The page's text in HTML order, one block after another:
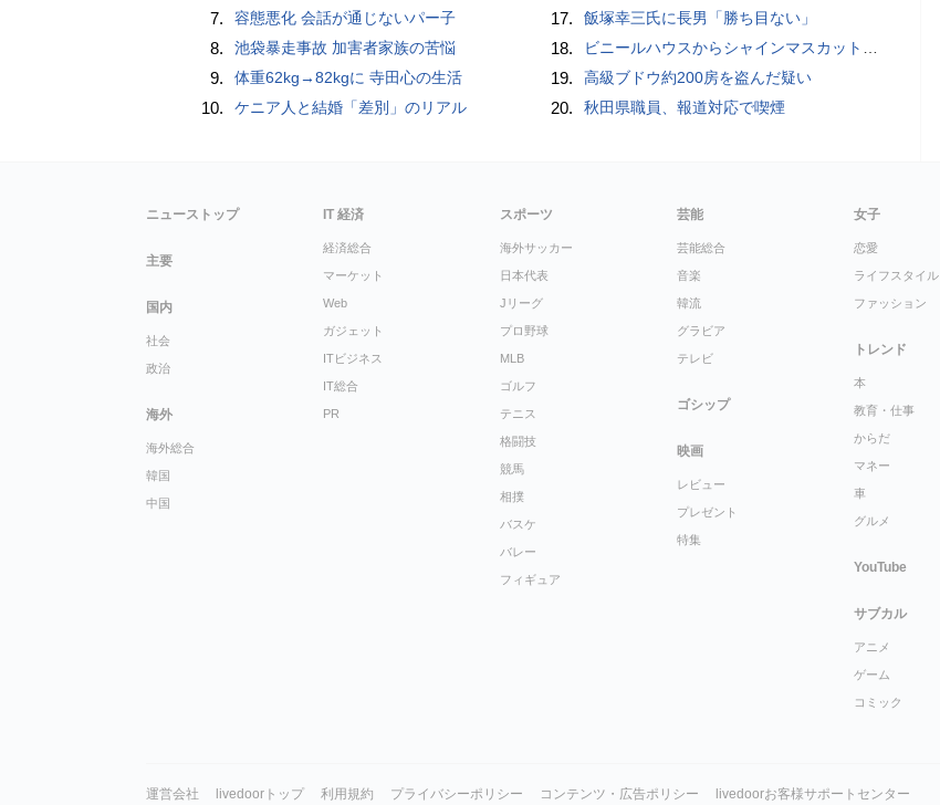
7. 容態悪化 会話が通じないパー子
8. 池袋暴走事故 加害者家族の苦悩
9. 体重62kg→82kgに 寺田心の生活
10. ケニア人と結婚「差別」のリアル
17. 飯塚幸三氏に長男「勝ち目ない」
18. ビニールハウスからシャインマスカット約200房を盗んだ疑い ネットで販売か 無職の男（42）逮捕 岡山県警
19. 高級ブドウ約200房を盗んだ疑い
20. 秋田県職員、報道対応で喫煙
ニューストップ
主要
国内
社会
政治
海外
海外総合
韓国
中国
IT 経済
経済総合
マーケット
Web
ガジェット
ITビジネス
IT総合
PR
スポーツ
海外サッカー
日本代表
Jリーグ
プロ野球
MLB
ゴルフ
テニス
格闘技
競馬
相撲
バスケ
バレー
フィギュア
芸能
芸能総合
音楽
韓流
グラビア
テレビ
ゴシップ
映画
レビュー
プレゼント
特集
女子
恋愛
ライフスタイル
ファッション
トレンド
本
教育・仕事
からだ
マネー
車
グルメ
YouTube
サブカル
アニメ
ゲーム
コミック
運営会社 livedoorトップ 利用規約 プライバシーポリシー コンテンツ・広告ポリシー livedoorお客様サポートセンター